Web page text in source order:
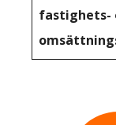
fastighets-